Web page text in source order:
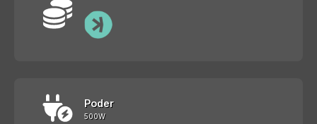
Poder
500W